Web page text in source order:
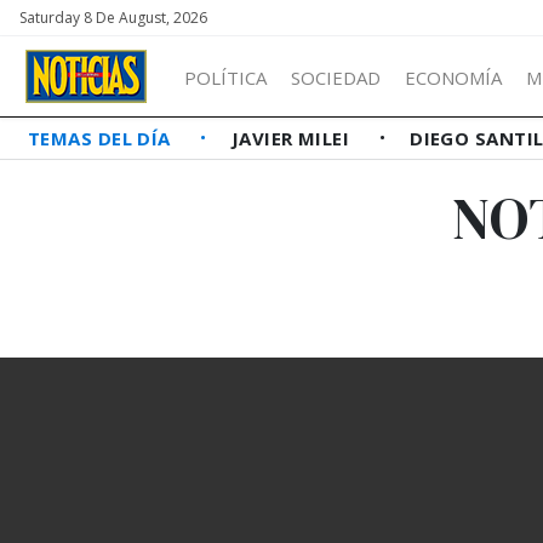
Saturday 8 De August, 2026
POLÍTICA SOCIEDAD ECONOMÍA
TEMAS DEL DÍA JAVIER MILEI DIEGO